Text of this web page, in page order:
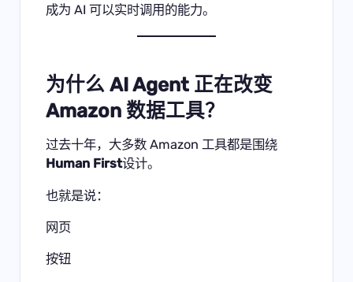
成为 AI 可以实时调用的能力。
为什么 AI Agent 正在改变
Amazon 数据工具？
过去十年，大多数 Amazon 工具都是围绕
Human First设计。
也就是说：
网页
按钮